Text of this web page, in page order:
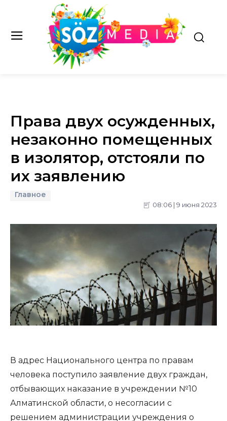
Права двух осужденных,
незаконно помещенных
в изолятор, отстояли по
их заявлению
Главное
08:06 | 9 июня 2023
В адрес Национального центра по правам
человека поступило заявление двух граждан,
отбывающих наказание в учреждении №10
Алматинской области, о несогласии с
решением администрации учреждения о